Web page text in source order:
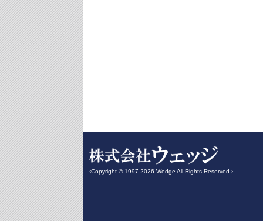
‹Copyright © 1997-2026 Wedge All Rights Reserved.›